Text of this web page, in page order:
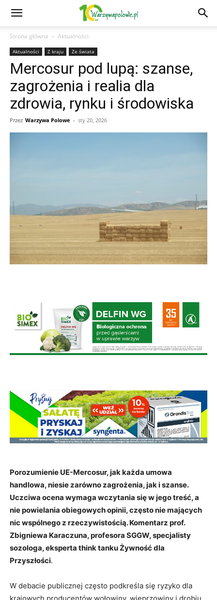
Strona główna Aktualności
Aktualności Z kraju Ze świata
Mercosur pod lupą: szanse,
zagrożenia i realia dla
zdrowia, rynku i środowiska
Przez Warzywa Polowe - sty 20, 2026
Porozumienie UE-Mercosur, jak każda umowa
handlowa, niesie zarówno zagrożenia, jak i szanse.
Uczciwa ocena wymaga wczytania się w jego treść, a
nie powielania obiegowych opinii, często nie mających
nic wspólnego z rzeczywistością. Komentarz prof.
Zbigniewa Karaczuna, profesora SGGW, specjalisty
sozologa, eksperta think tanku Żywność dla
Przyszłości.
W debacie publicznej często podkreśla się ryzyko dla